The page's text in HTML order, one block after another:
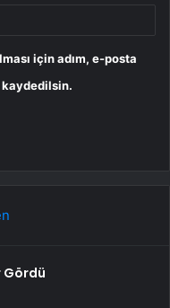
için adım, e-posta
kaydedilsin.
Gördü